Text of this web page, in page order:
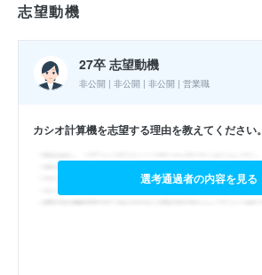
志望動機
27卒 志望動機
非公開 | 非公開 | 非公開 | 営業職
カシオ計算機を志望する理由を教えてください。
選考通過者の内容を見る